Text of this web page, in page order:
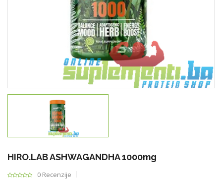
HIRO.LAB ASHWAGANDHA 1000mg
0 Recenzije